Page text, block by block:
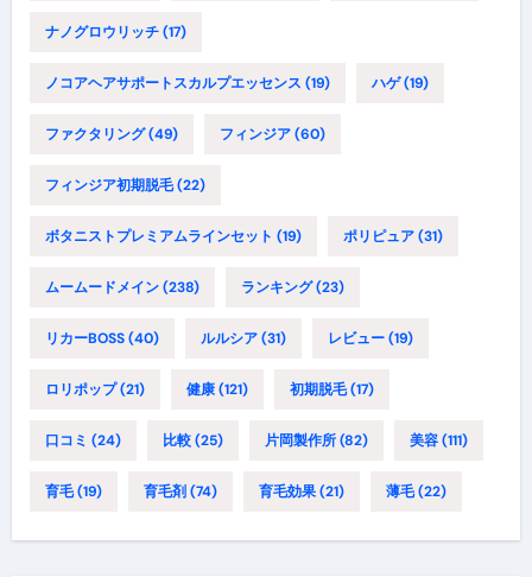
ナノグロウリッチ(17)
ノコアヘアサポートスカルプエッセンス (19) ハゲ(19)
ファクタリング(49) フィンジア(60)
フィンジア初期脱毛(22)
ボタニストプレミアムラインセット (19) ポリピュア(31)
ムームードメイン(238) ランキング(23)
リカーBOSS(40) ルルシア(31) レビュー(19)
ロリポップ(21) 健康(121) 初期脱毛(17)
口コミ (24) 比較(25) 片岡製作所(82) 美容(111)
育毛(19) 育毛剤 (74) 育毛効果(21) 薄毛(22)